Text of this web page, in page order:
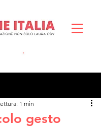
gesto
1 min